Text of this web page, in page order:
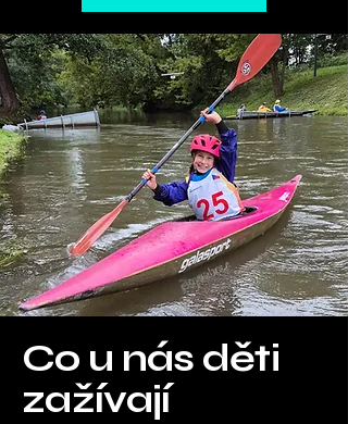
Co u nás děti
zažívají